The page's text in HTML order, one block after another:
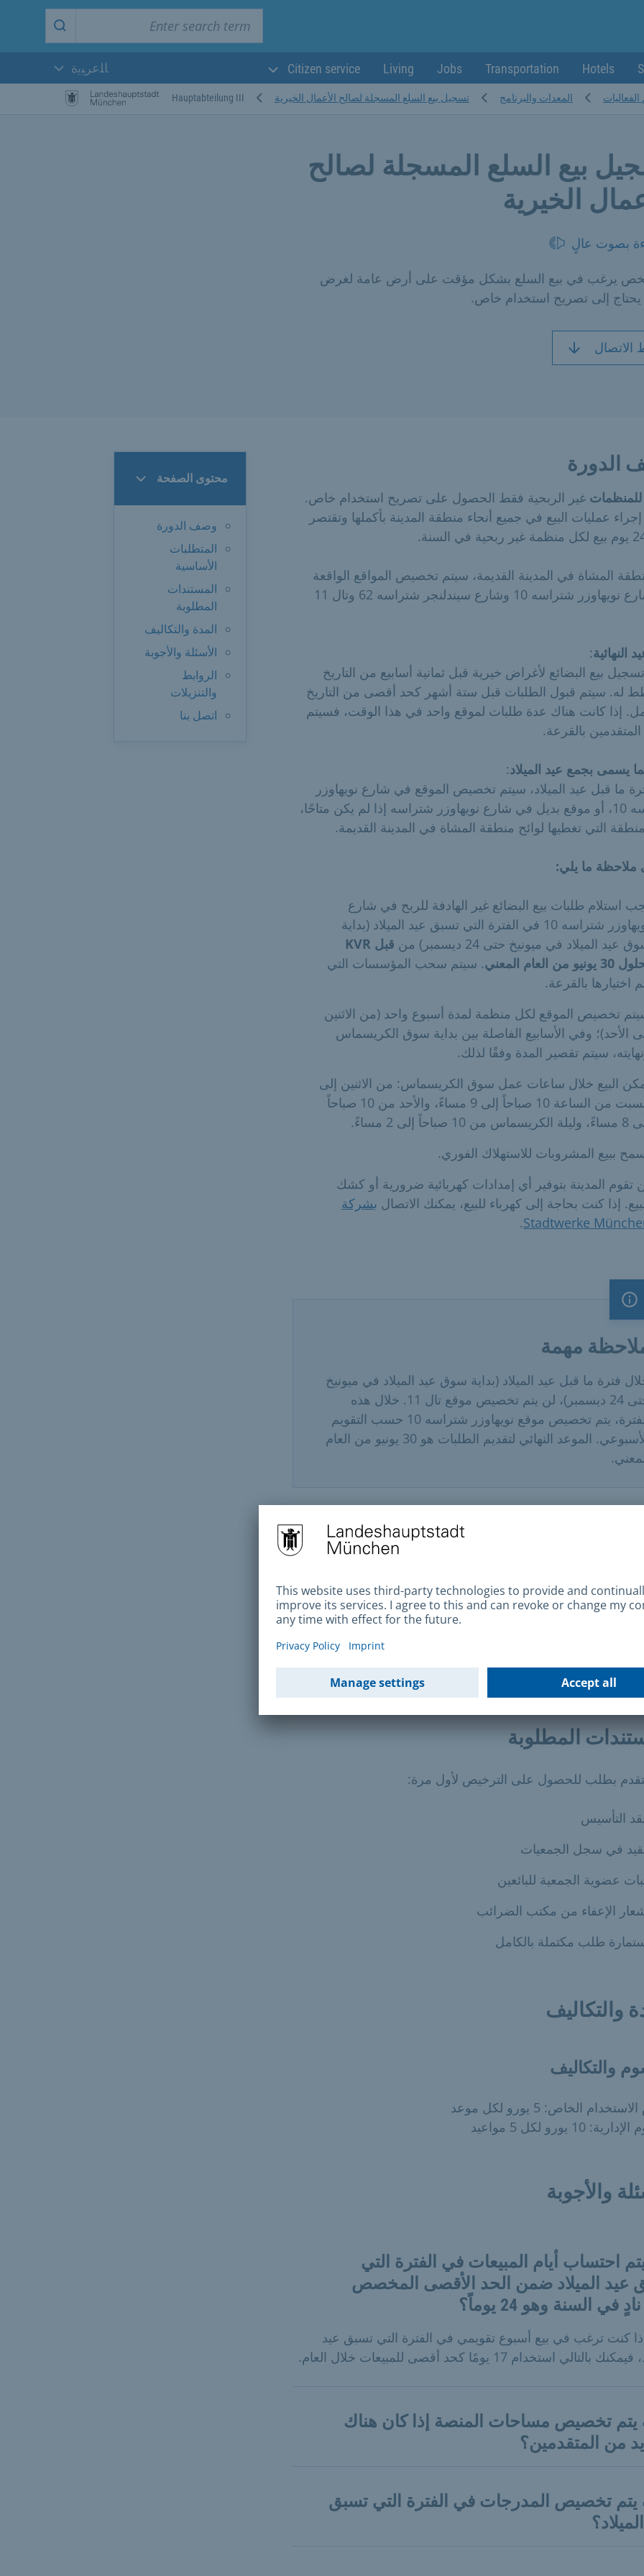
search
Hotels
Transportation
Jobs
Living
Citizen service
اللغة الحالية:
ﺎﻠﻋﺮﺒﻳﺓ
الفعاليات المعدات والبرنامج تسجيل بيع السلع المسجلة لصالح الأعمال الخيرية Hauptabteilung III
بيع السلع المسجلة لصالح
الخيرية
بصوت عالٍ
يرغب في بيع السلع بشكل مؤقت على أرض عامة لغرض
إلى تصريح استخدام خاص.
الاتصال
محتوى الصفحة
وصف الدورة
المتطلبات
الأساسية
المستندات
المطلوبة
المدة والتكاليف
الأسئلة والأجوبة
الروابط
والتنزيلات
اتصل بنا
الدورة
للمنظمات غير الربحية فقط الحصول على تصريح استخدام خاص.
عمليات البيع في جميع أنحاء منطقة المدينة بأكملها وتقتصر
المشاة في المدينة القديمة، سيتم تخصيص المواقع الواقعة
في شارع نويهاوزر شتراسه 10 وشارع سيندلنجر شتراسه 62 وتال 11
النهائية:
بيع البضائع لأغراض خيرية قبل ثمانية أسابيع من التاريخ
له. سيتم قبول الطلبات قبل ستة أشهر كحد أقصى من التاريخ
إذا كانت هناك عدة طلبات لموقع واحد في هذا الوقت، فسيتم
المتقدمين بالقرعة.
يسمى بجمع عيد الميلاد:
ما قبل عيد الميلاد، سيتم تخصيص الموقع في شارع نويهاوزر
شتراسه 10، أو موقع بديل في شارع نويهاوزر شتراسه إذا لم يكن متاحًا،
التي تغطيها لوائح منطقة المشاة في المدينة القديمة.
ملاحظة ما يلي:
استلام طلبات بيع البضائع غير الهادفة للربح في شارع
نويهاوزر شتراسه 10 في الفترة التي تسبق عيد الميلاد (بداية
عيد الميلاد في ميونيخ حتى 24 ديسمبر) من
قبل KVR
يونيو من العام المعني
. سيتم سحب المؤسسات التي
اختيارها بالقرعة.
تخصيص الموقع لكل منظمة لمدة أسبوع واحد (من الاثنين
الأحد)؛ وفي الأسابيع الفاصلة بين بداية سوق الكريسماس
سيتم تقصير المدة وفقًا لذلك.
البيع خلال ساعات عمل سوق الكريسماس: من الاثنين إلى
السبت من الساعة 10 صباحاً إلى 9 مساءً، والأحد من 10 صباحاً
من 10 صباحاً إلى 2 مساءً.
ببيع المشروبات للاستهلاك الفوري.
تقوم المدينة بتوفير أي إمدادات كهربائية ضرورية أو كشك
إذا كنت بحاجة إلى كهرباء للبيع، يمكنك الاتصال بشركة
Stadtwerke
.
ملاحظة مهمة
مهمة
فترة ما قبل عيد الميلاد (بداية سوق عيد الميلاد في ميونيخ
حتى 24 ديسمبر)، لن يتم تخصيص موقع تال 11. خلال هذه
الفترة، يتم تخصيص موقع نويهاوزر شتراسه 10 حسب التقويم
الأسبوعي. الموعد النهائي لتقديم الطلبات هو 30 يونيو من العام
بيع المنسوجات والمواد الغذائية المعبأة فقط، وفي فترة ما
عيد الميلاد يمكن بيع المشروبات للاستهلاك الفوري
يجوز بيع السلع إلا لأعضاء المنظمة غير الربحية وموظفيها فقط
المطلوبة
بطلب للحصول على الترخيص لأول مرة:
التأسيس
في سجل الجمعيات
عضوية الجمعية للبائعين
الإعفاء من مكتب الضرائب
طلب مكتملة بالكامل
والتكاليف
والتكاليف
الخاص: 5 يورو لكل موعد
10 يورو لكل 5 مواعيد
والأجوبة
احتساب أيام المبيعات في الفترة التي
عيد الميلاد ضمن الحد الأقصى المخصص
في السنة وهو 24 يوماً؟
كنت ترغب في بيع أسبوع تقويمي في الفترة التي تسبق عيد
بالتالي استخدام 17 يومًا كحد أقصى للمبيعات خلال العام.
تخصيص مساحات المنصة إذا كان هناك
من المتقدمين؟
تخصيص المدرجات في الفترة التي تسبق